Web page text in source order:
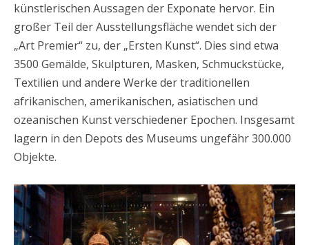
künstlerischen Aussagen der Exponate hervor. Ein
großer Teil der Ausstellungsfläche wendet sich der
„Art Premier“ zu, der „Ersten Kunst“. Dies sind etwa
3500 Gemälde, Skulpturen, Masken, Schmuckstücke,
Textilien und andere Werke der traditionellen
afrikanischen, amerikanischen, asiatischen und
ozeanischen Kunst verschiedener Epochen. Insgesamt
lagern in den Depots des Museums ungefähr 300.000
Objekte.